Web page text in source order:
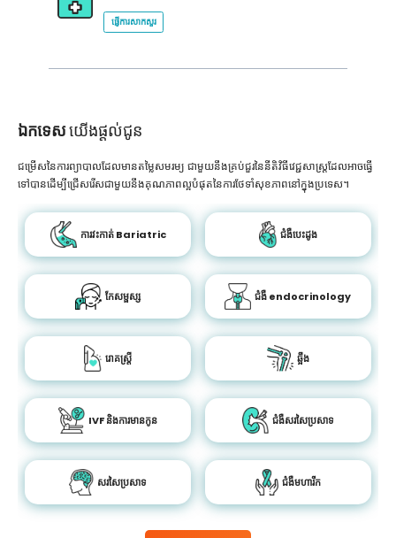
ផ្ញើការសាកសួរ
ឯកទេសយើងផ្តល់ជូន
ជម្រើសនៃការព្យាបាលដែលមានតម្លៃសមរម្យ ជាមួយនឹងគ្រប់ជួរនៃនីតិវិធីវេជ្ជសាស្រ្តដែលអាចធ្វើ
ទៅបានដើម្បីជ្រើសរើសជាមួយនឹងគុណភាពល្អបំផុតនៃការថែទាំសុខភាពនៅក្នុងប្រទេស។
ការវះកាត់ Bariatric ជំងឺបេះដូង
កែសម្ផស្ស ជំងឺ endocrinology
រោគស្ត្រី ឆ្អឹង
IVF និងការមានកូន ជំងឺសរសៃប្រសាទ
សរសៃប្រសាទ ជំងឺមហារីក